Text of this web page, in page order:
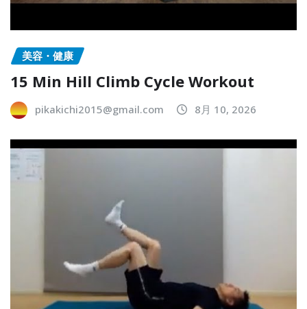
美容・健康
15 Min Hill Climb Cycle Workout
pikakichi2015@gmail.com 8月 10, 2026